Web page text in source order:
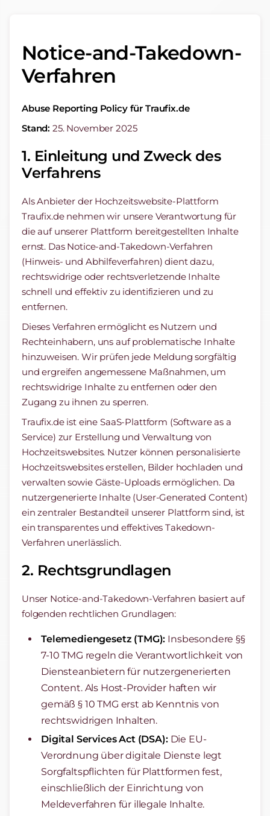
Notice-and-Takedown-
Verfahren
Abuse Reporting Policy für Traufix.de
Stand: 25. November 2025
1. Einleitung und Zweck des
Verfahrens
Als Anbieter der Hochzeitswebsite-Plattform
Traufix.de nehmen wir unsere Verantwortung für
die auf unserer Plattform bereitgestellten Inhalte
ernst. Das Notice-and-Takedown-Verfahren
(Hinweis- und Abhilfeverfahren) dient dazu,
rechtswidrige oder rechtsverletzende Inhalte
schnell und effektiv zu identifizieren und zu
entfernen.
Dieses Verfahren ermöglicht es Nutzern und
Rechteinhabern, uns auf problematische Inhalte
hinzuweisen. Wir prüfen jede Meldung sorgfältig
und ergreifen angemessene Maßnahmen, um
rechtswidrige Inhalte zu entfernen oder den
Zugang zu ihnen zu sperren.
Traufix.de ist eine SaaS-Plattform (Software as a
Service) zur Erstellung und Verwaltung von
Hochzeitswebsites. Nutzer können personalisierte
Hochzeitswebsites erstellen, Bilder hochladen und
verwalten sowie Gäste-Uploads ermöglichen. Da
nutzergenerierte Inhalte (User-Generated Content)
ein zentraler Bestandteil unserer Plattform sind, ist
ein transparentes und effektives Takedown-
Verfahren unerlässlich.
2. Rechtsgrundlagen
Unser Notice-and-Takedown-Verfahren basiert auf
folgenden rechtlichen Grundlagen:
Telemediengesetz (TMG): Insbesondere §§
7-10 TMG regeln die Verantwortlichkeit von
Diensteanbietern für nutzergenerierten
Content. Als Host-Provider haften wir
gemäß § 10 TMG erst ab Kenntnis von
rechtswidrigen Inhalten.
Digital Services Act (DSA):Die EU-
Verordnung über digitale Dienste legt
Sorgfaltspflichten für Plattformen fest,
einschließlich der Einrichtung von
Meldeverfahren für illegale Inhalte.